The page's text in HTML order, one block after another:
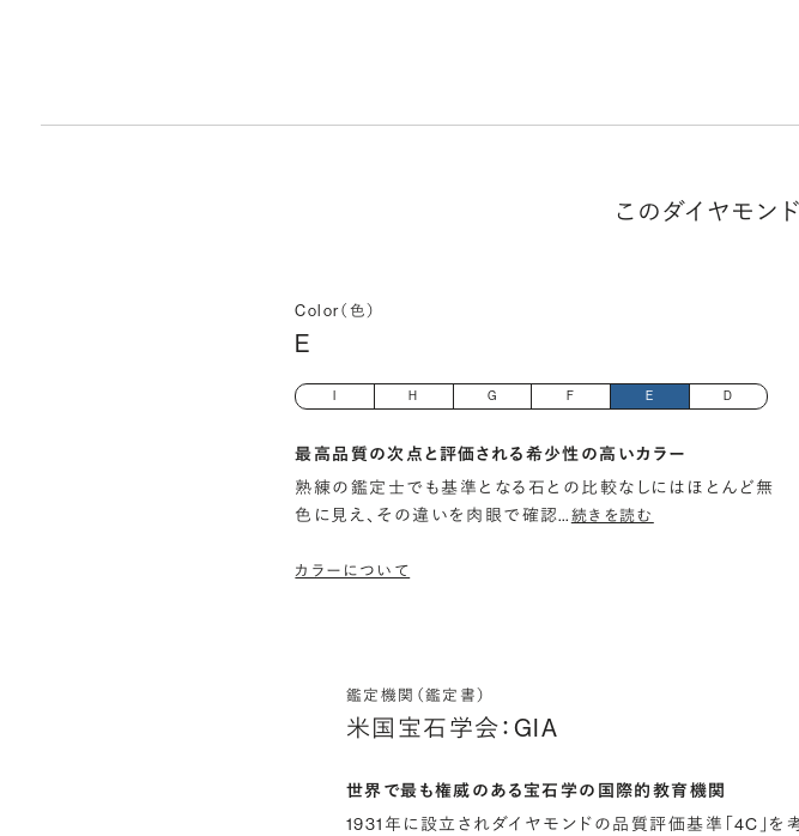
このダイヤモン
Color（色）
E
H G F E D
最高品質の次点と評価される希少性の高いカラー
熟練の鑑定士でも基準となる石との比較なしにはほとんど無
色に見え、その違いを肉眼で確認…続きを読む
カラーについて
鑑定機関（鑑定書）
米国宝石学会：GIA
世界で最も権威のある宝石学の国際的教育機関
1931年に設立されダイヤモンドの品質評価基準「4C」を